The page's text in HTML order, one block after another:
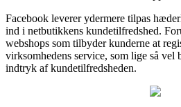
Facebook leverer ydermere tilpas
ind i netbutikkens kundetilfredshed.
webshops som tilbyder kunderne at
virksomhedens service, som lige så vel
indtryk af kundetilfredsheden.